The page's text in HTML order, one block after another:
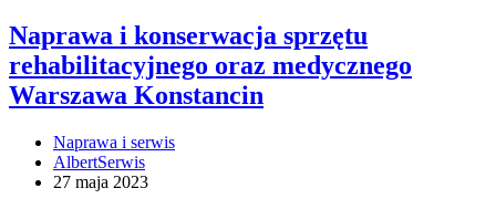
Naprawa i konserwacja sprzętu
rehabilitacyjnego oraz medycznego
Warszawa Konstancin
Naprawa i serwis
AlbertSerwis
27 maja 2023